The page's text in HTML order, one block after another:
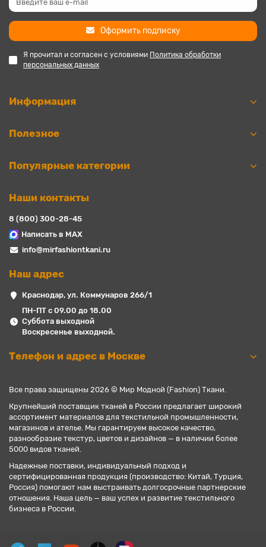
Оформить подписку
Я прочитал и согласен с условиями Политика обработки
персональных данных
Информация
Полезное
Популярные категории
Наши контакты
8 (800) 300-28-45
Написать в MAX
info@mirfashiontkani.ru
Наш адрес
Краснодар, ул. Коммунаров 266/1
ПН-ПТ с 09.00 до 18.00
Суббота выходной
Воскресенье выходной.
Телефон и адрес в Москве
Все права защищены 2026 © Мир Модной (Fashion) Ткани.
Крупнейший поставщик тканей в России предлагает широкий
ассортимент материалов для текстильной промышленности,
магазинов и ателье. Мы гарантируем высокое качество,
разнообразие текстур, цветов и дизайнов — в наличии более
5000 видов тканей.
Надежные поставки, индивидуальный подход и
сертифицированная продукция (производство: Китай, Турция,
Россия) помогают нам выстраивать долгосрочные партнерские
отношения. Наша цель — ваш успех и развитие текстильного
бизнеса в России.